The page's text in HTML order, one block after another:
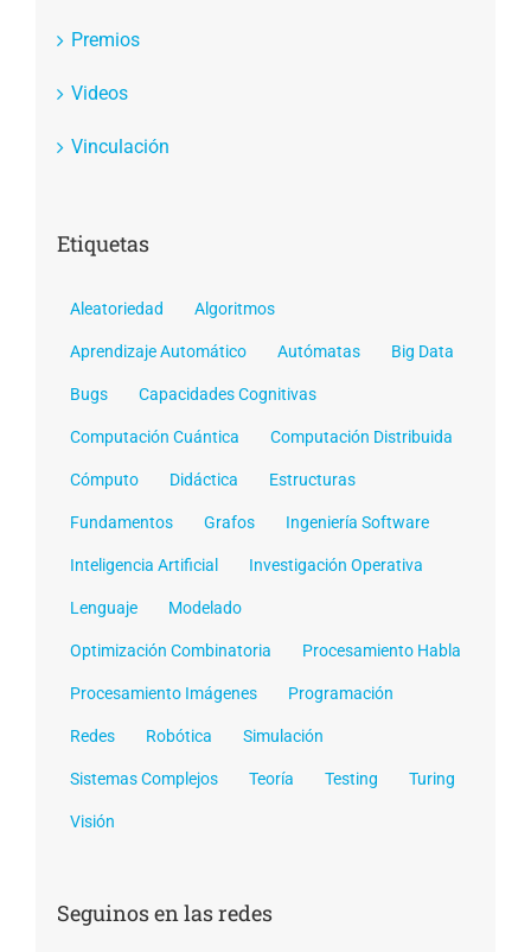
Premios
Videos
Vinculación
Etiquetas
Aleatoriedad Algoritmos
Aprendizaje Automático Autómatas Big Data
Bugs Capacidades Cognitivas
Computación Cuántica Computación Distribuida
Cómputo Didáctica Estructuras
Fundamentos Grafos Ingeniería Software
Inteligencia Artificial Investigación Operativa
Lenguaje Modelado
Optimización Combinatoria Procesamiento Habla
Procesamiento Imágenes Programación
Redes Robótica Simulación
Sistemas Complejos Teoría Testing Turing
Visión
Seguinos en las redes